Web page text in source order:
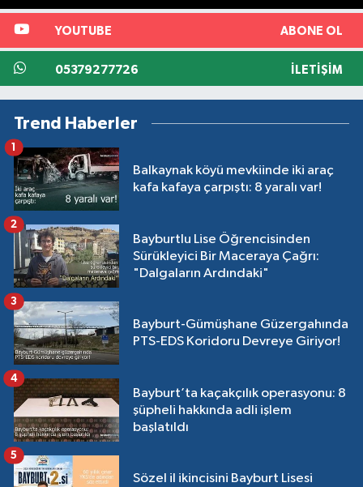
YOUTUBE ABONE OL
05379277726 İLETIŞIM
Trend Haberler
Balkaynak köyü mevkiinde iki araç
kafa kafaya çarpıştı: 8 yaralı var!
1
Bayburtlu Lise Öğrencisinden
Sürükleyici Bir Maceraya Çağrı:
"Dalgaların Ardındaki"
2
Bayburt-Gümüşhane Güzergahında
PTS-EDS Koridoru Devreye Giriyor!
3
Bayburt’ta kaçakçılık operasyonu: 8
şüpheli hakkında adli işlem
başlatıldı
4
Sözel il ikincisini Bayburt Lisesi
5